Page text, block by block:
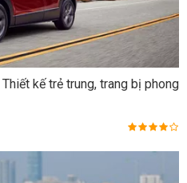
kế trẻ trung, trang bị phong